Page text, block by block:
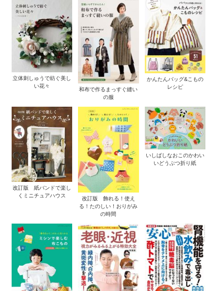
立体刺しゅうで紡ぐ美し
い花々
和布で作るまっすぐ縫い
の服
かんたんバッグ&こもの
レシピ
改訂版 紙バンドで楽し
くミニチュアハウス
改訂版 飾れる！使え
る！たのしい！おりがみ
の時間
いしばしなおこのかわい
いどうぶつ折り紙